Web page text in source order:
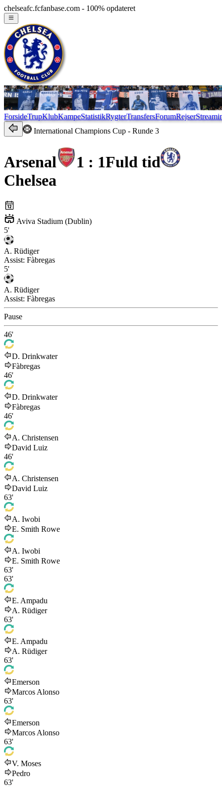
chelseafc.fcfanbase.com - 100% opdateret
ForsideTrupKlubKampeStatistikRygterTransfersForumRejser
International Champions Cup - Runde 3
Arsenal 1 : 1Fuld tid
Chelsea
Aviva Stadium (Dublin)
5'
A. Rüdiger
Assist: Fàbregas
5'
A. Rüdiger
Assist: Fàbregas
Pause
46'
D. Drinkwater
Fàbregas
46'
D. Drinkwater
Fàbregas
46'
A. Christensen
David Luiz
46'
A. Christensen
David Luiz
63'
A. Iwobi
E. Smith Rowe
A. Iwobi
E. Smith Rowe
63'
63'
E. Ampadu
A. Rüdiger
63'
E. Ampadu
A. Rüdiger
63'
Emerson
Marcos Alonso
63'
Emerson
Marcos Alonso
63'
V. Moses
Pedro
63'